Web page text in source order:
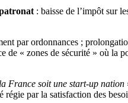
: baisse de l’impôt sur
par ordonnances ;
« zones de sécurité » où la
la France soit une start-up nation
par la satisfaction des